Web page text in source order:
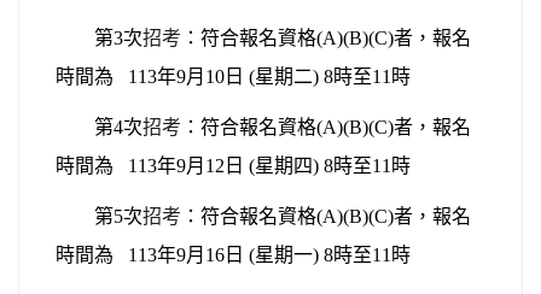
第3次招考 ： 符合報名資格(A)(B)(C)者，報名
時間為 113年9月10日 (星期二) 8時至11時
第4次招考 ： 符合報名資格(A)(B)(C)者，報名
時間為 113年9月12日 (星期四) 8時至11時
第5次招考 ： 符合報名資格(A)(B)(C)者，報名
時間為 113年9月16日 (星期一) 8時至11時